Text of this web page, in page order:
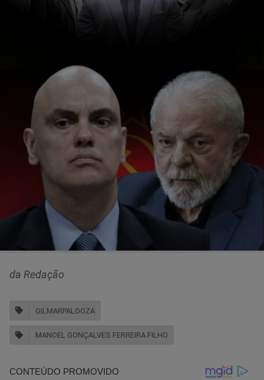
da Redação
GILMARPALOOZA
MANOEL GONÇALVES FERREIRA FILHO